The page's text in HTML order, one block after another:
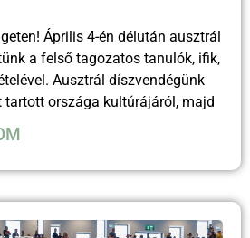
Április 4-én délután ausztrál
a felső tagozatos tanulók, ifik,
Ausztrál díszvendégünk
tartott országa kultúrájáról, majd